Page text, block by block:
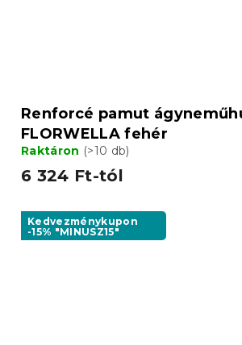
Renforcé pamut
FLORWELLA fehér
Raktáron (>10 db)
6 324 Ft-tól
Kedvezménykupon
-15% "MINUSZ15"